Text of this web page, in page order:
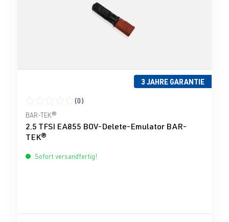
3 JAHRE GARANTIE
Durchschnittliche Bewertung von 0 von 5 Sternen
(0)
BAR-TEK®
2.5 TFSI EA855 BOV-Delete-Emulator BAR-
TEK®
Sofort versandfertig!